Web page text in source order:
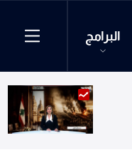
البرامج